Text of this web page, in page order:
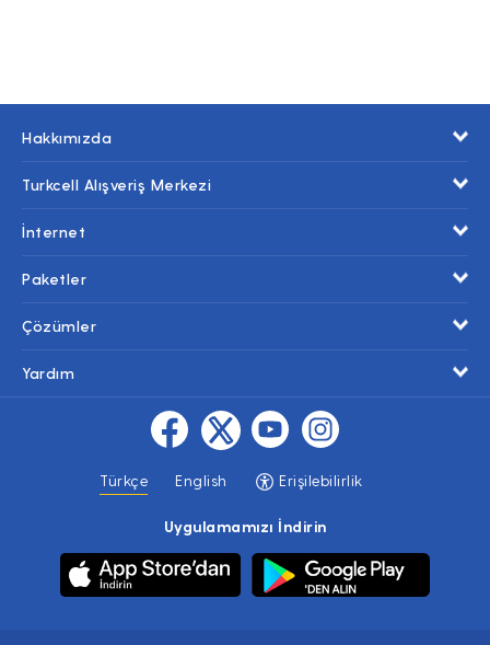
Hakkımızda
Turkcell Alışveriş Merkezi
İnternet
Paketler
Çözümler
Yardım
Türkçe English Erişilebilirlik
Uygulamamızı İndirin